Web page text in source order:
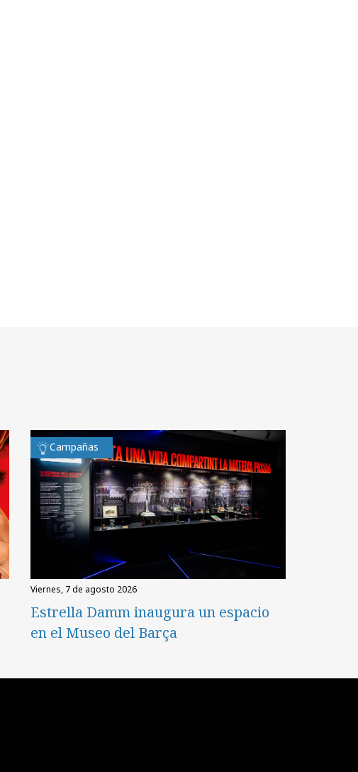
Campañas
viernes, 7 de agosto 2026
Estrella Damm inaugura un espacio
en el Museo del Barça